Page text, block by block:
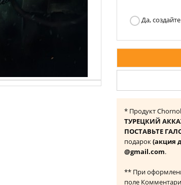
Да,
* Продукт
ТУРЕЦКИЙ
ПОСТАВЬТЕ
подарок(акция
@gmail.com.
** При
поле